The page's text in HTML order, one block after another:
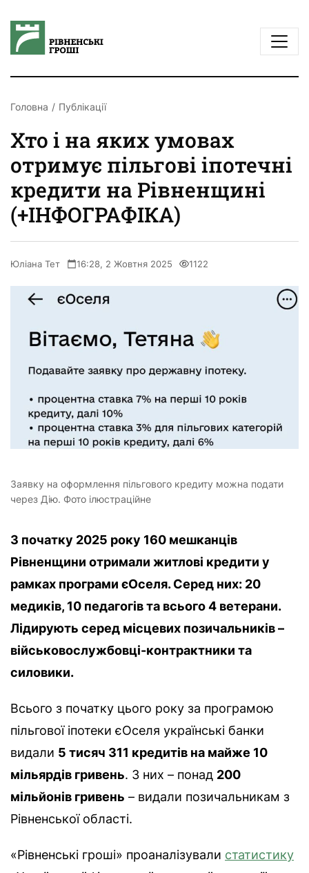
Головна Публікації
Хто і на яких умовах
отримує пільгові іпотечні
кредити на Рівненщині
(+ІНФОГРАФІКА)
Юліана Тет 16:28, 2 Жовтня 2025 1122
Заявку на оформлення пільгового кредиту можна подати
через Дію. Фото ілюстраційне
З початку 2025 року 160 мешканців
Рівненщини отримали житлові кредити у
рамках програми єОселя. Серед них: 20
медиків, 10 педагогів та всього 4 ветерани.
Лідирують серед місцевих позичальників –
військовослужбовці-контрактники та
силовики.
Всього з початку цього року за програмою
пільгової іпотеки єОселя українські банки
видали 5 тисяч 311 кредитів на майже 10
мільярдів гривень. З них – понад 200
мільйонів гривень – видали позичальникам з
Рівненської області.
«Рівненські гроші» проаналізували статистику